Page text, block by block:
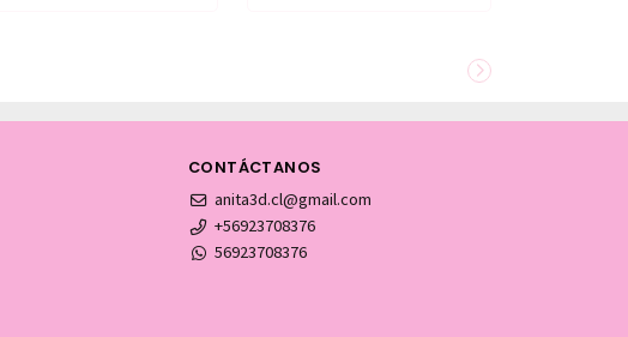
CONTÁCTANOS
anita3d.cl@gmail.com
+56923708376
56923708376